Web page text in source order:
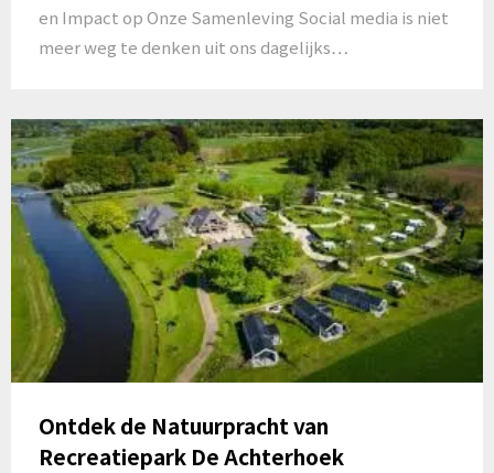
en Impact op Onze Samenleving Social media is niet
meer weg te denken uit ons dagelijks…
Ontdek de Natuurpracht van
Recreatiepark De Achterhoek